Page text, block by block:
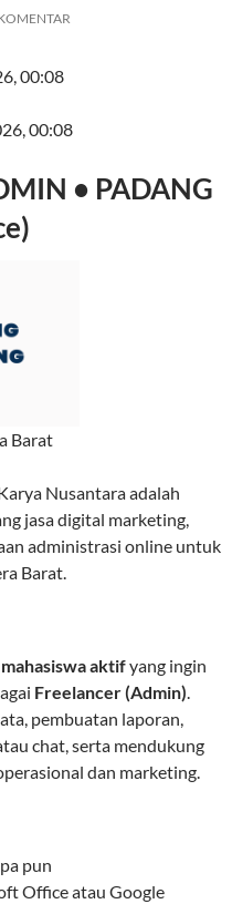
00:08
00:08
• PADANG
Barat
Nusantara adalah
jasa digital marketing,
administrasi online untuk
Barat.
mahasiswa aktifyang ingin
Freelancer (Admin).
pembuatan laporan,
chat, serta mendukung
dan marketing.
pun
Office atau Google